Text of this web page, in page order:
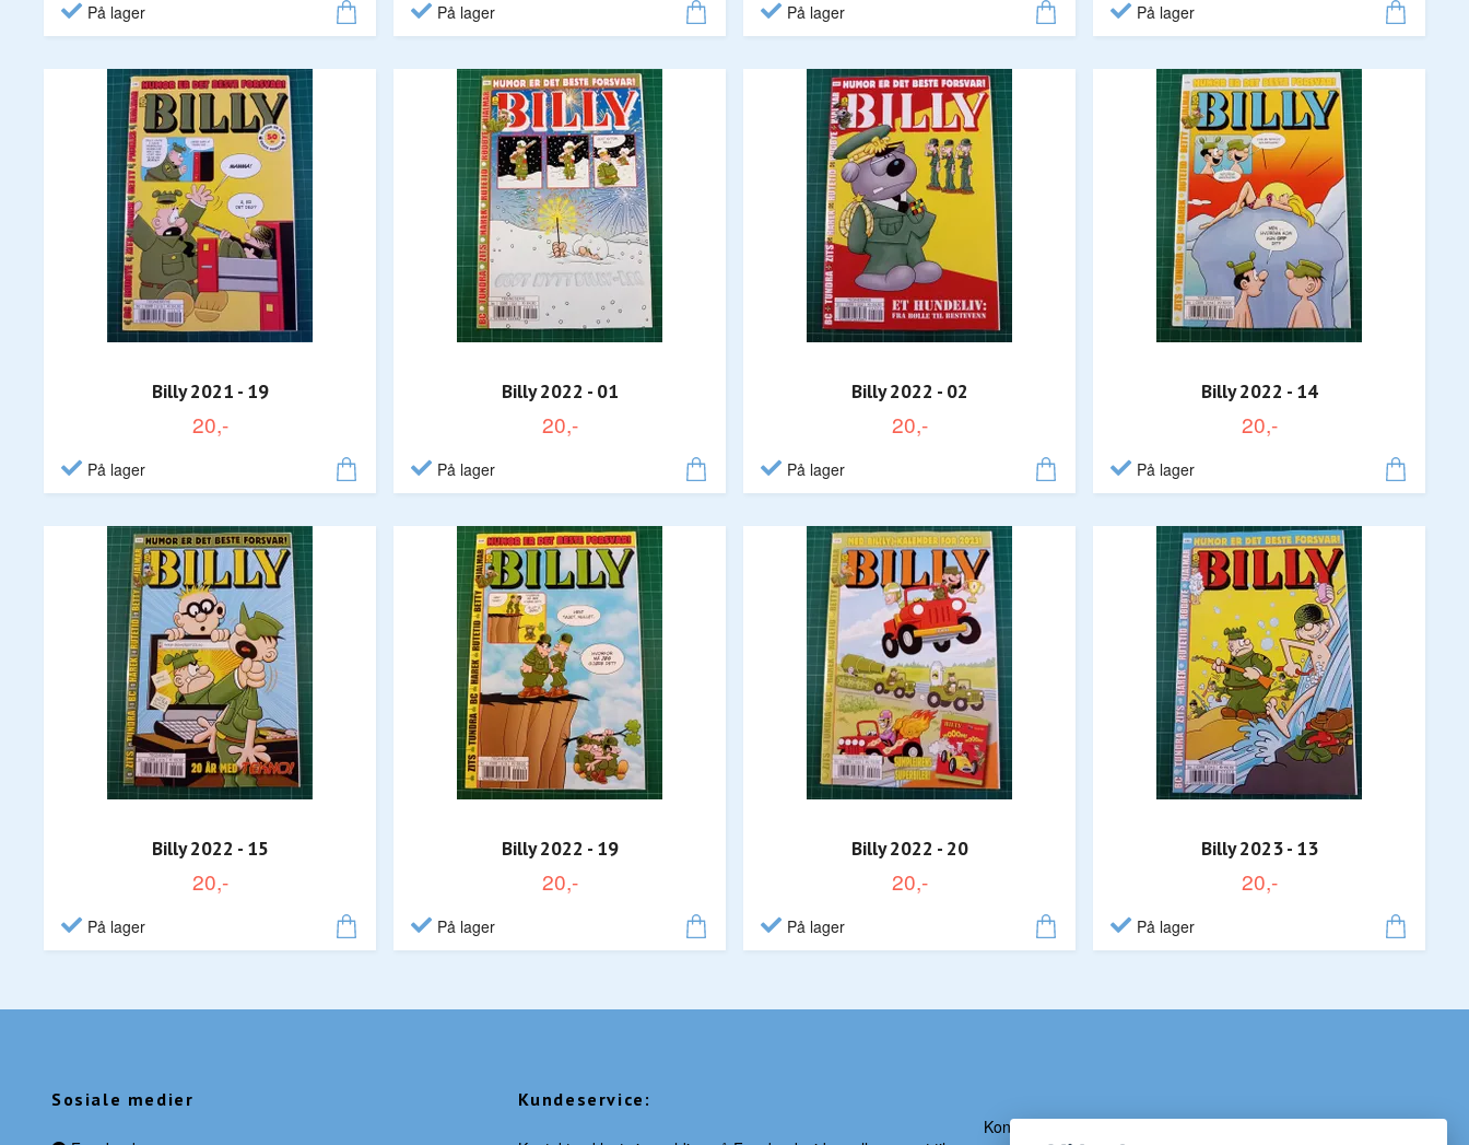
På lager På lager På lager På lager
Billy 2021 - 19
20,-
På lager
Billy 2022 - 01
20,-
På lager
Billy 2022 - 02
20,-
På lager
Billy 2022 - 14
20,-
På lager
Billy 2022 - 15
20,-
På lager
Billy 2022 - 19
20,-
På lager
Billy 2022 - 20
20,-
På lager
Billy 2023 - 13
20,-
På lager
Sosiale medier Kundeservice:
Kontakt